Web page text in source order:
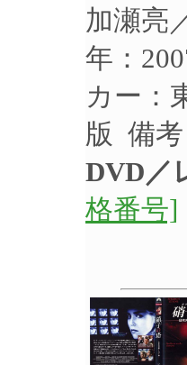
加瀬亮
年：
カー：
版 備
DVD／
格番号]